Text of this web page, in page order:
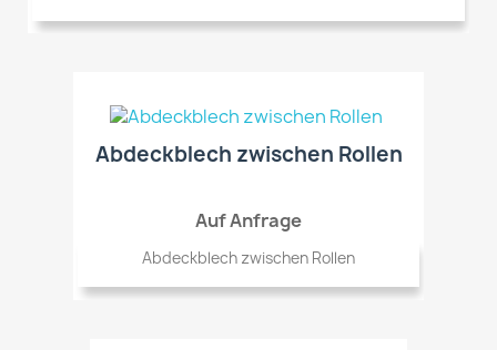
Abdeckblech zwischen Rollen
Auf Anfrage
Abdeckblech zwischen Rollen